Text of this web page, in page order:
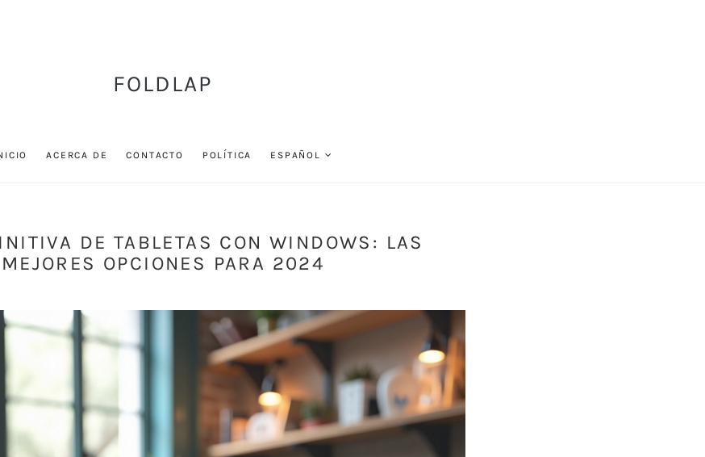
FOLDLAP
ACERCA DE CONTACTO POLÍTICA ESPAÑOL
DE TABLETAS CON WINDOWS: LAS
MEJORES OPCIONES PARA 2024